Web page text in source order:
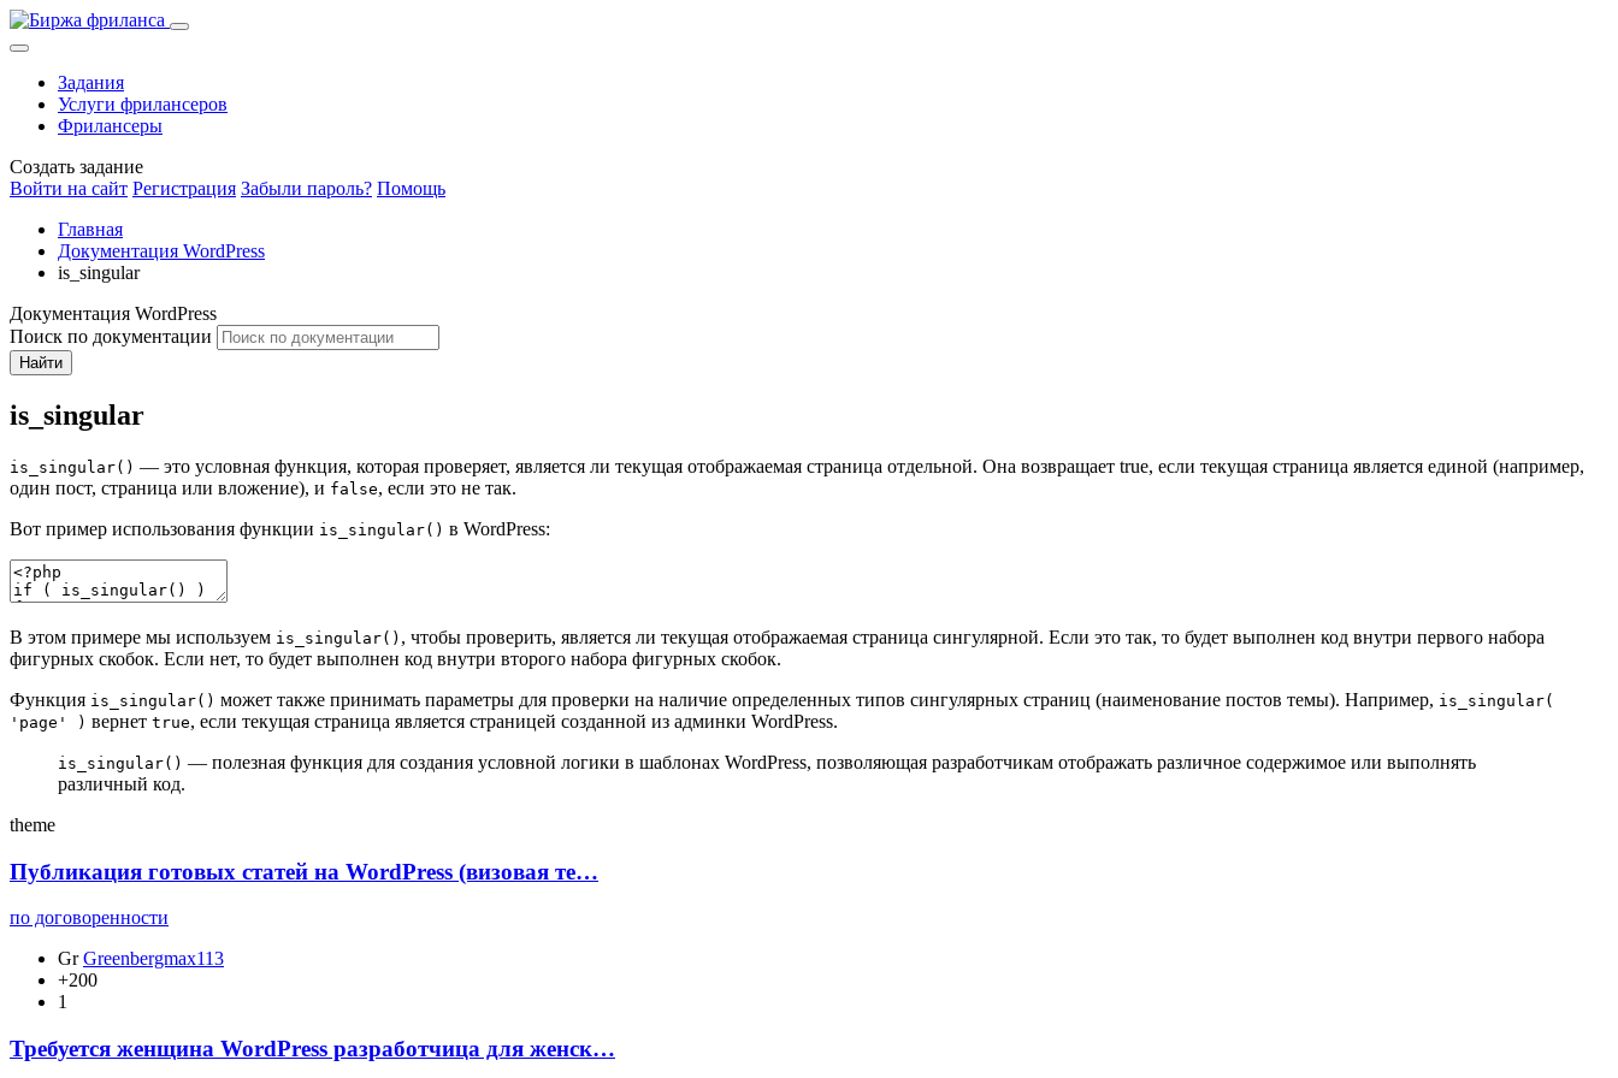
Задания
Услуги фрилансеров
Фрилансеры
Создать задание
Войти на сайт Регистрация Забыли пароль? Помощь
Главная
Документация WordPress
is_singular
Документация WordPress
Поиск по документации
Найти
is_singular
is_singular() — это условная функция, которая проверяет, является ли текущая отображаемая страница отдельной. Она возвращает true, если текущая страница является единой (например,
один пост, страница или вложение), и false, если это не так.
Вот пример использования функции is_singular() в WordPress:
В этом примере мы используем is_singular() , чтобы проверить, является ли текущая отображаемая страница сингулярной. Если это так, то будет выполнен код внутри первого набора
фигурных скобок. Если нет, то будет выполнен код внутри второго набора фигурных скобок.
Функция is_singular() может также принимать параметры для проверки на наличие определенных типов сингулярных страниц (наименование постов темы). Например, is_singular(
'page' ) вернет true, если текущая страница является страницей созданной из админки WordPress.
is_singular() — полезная функция для создания условной логики в шаблонах WordPress, позволяющая разработчикам отображать различное содержимое или выполнять
различный код.
theme
Публикация готовых статей на WordPress (визовая те…
по договоренности
Gr Greenbergmax113
+200
1
Требуется женщина WordPress разработчица для женск…